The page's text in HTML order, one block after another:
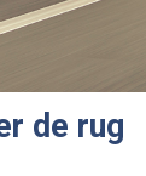
de rug